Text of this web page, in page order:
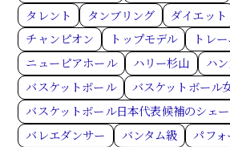
タレント
タンブリング ダイエット
チャンピオン
トップモデル
トレ
ニューピアホール
ハリー杉山
ハ
バスケットボール
バスケットボール
バスケットボール日本代表候補のシェ
バレエダンサー
バンタム級
パフ